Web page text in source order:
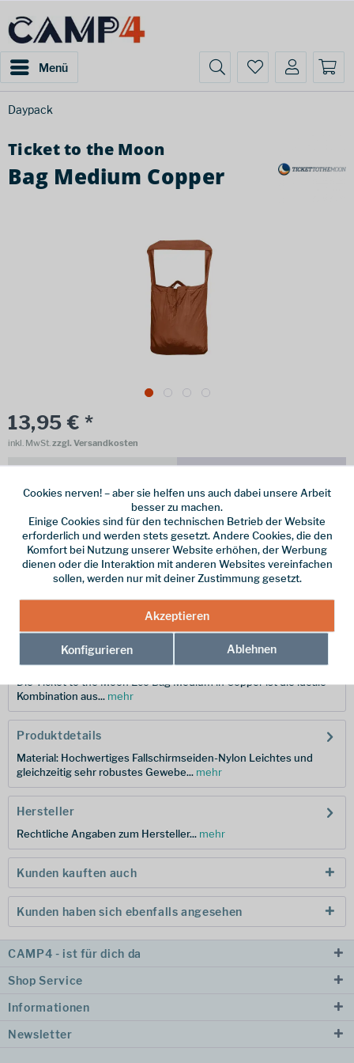
Menü
Daypack
Ticket to the Moon
Bag Medium Copper
13,95 € *
inkl. MwSt.zzgl. Versandkosten
vorrätig | Lieferzeit 1-3 Werktage
In den Warenkorb
Merken
TMEBM8282
Beschreibung
Die Ticket to the Moon Eco Bag Medium in Copper ist die ideale
Kombination aus... mehr
Produktdetails
Material: Hochwertiges Fallschirmseiden-Nylon Leichtes und
gleichzeitig sehr robustes Gewebe... mehr
Hersteller
Rechtliche Angaben zum Hersteller... mehr
Kunden kauften auch
Kunden haben sich ebenfalls angesehen
CAMP4 - ist für dich da
Shop Service
Informationen
Newsletter
Cookies nerven! – aber sie helfen uns auch dabei unsere Arbeit
besser zu machen.
Einige Cookies sind für den technischen Betrieb der Website
erforderlich und werden stets gesetzt. Andere Cookies, die den
Komfort bei Nutzung unserer Website erhöhen, der Werbung
dienen oder die Interaktion mit anderen Websites vereinfachen
sollen, werden nur mit deiner Zustimmung gesetzt.
Akzeptieren
Konfigurieren Ablehnen